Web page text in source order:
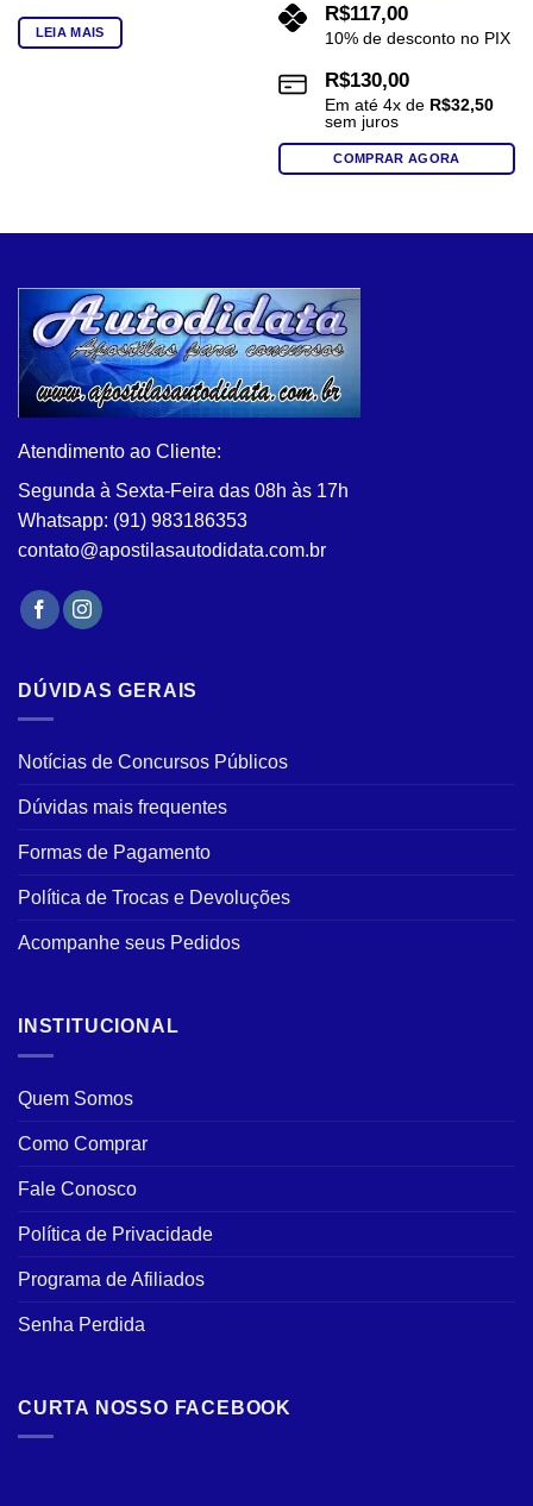
LEIA MAIS
R$117,00
10% de desconto no PIX
R$130,00
Em até 4x de R$32,50
sem juros
COMPRAR AGORA
Atendimento ao Cliente:
Segunda à Sexta-Feira das 08h às 17h
Whatsapp: (91) 983186353
contato@apostilasautodidata.com.br
DÚVIDAS GERAIS
Notícias de Concursos Públicos
Dúvidas mais frequentes
Formas de Pagamento
Política de Trocas e Devoluções
Acompanhe seus Pedidos
INSTITUCIONAL
Quem Somos
Como Comprar
Fale Conosco
Política de Privacidade
Programa de Afiliados
Senha Perdida
CURTA NOSSO FACEBOOK